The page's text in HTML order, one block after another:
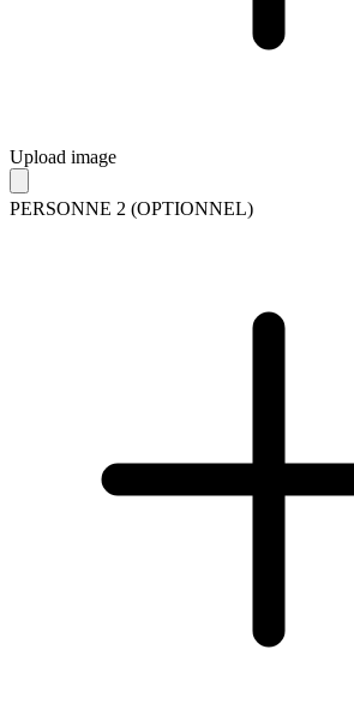
Upload image
PERSONNE 2 (OPTIONNEL)